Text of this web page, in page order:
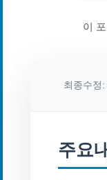
이
최종수정
주요